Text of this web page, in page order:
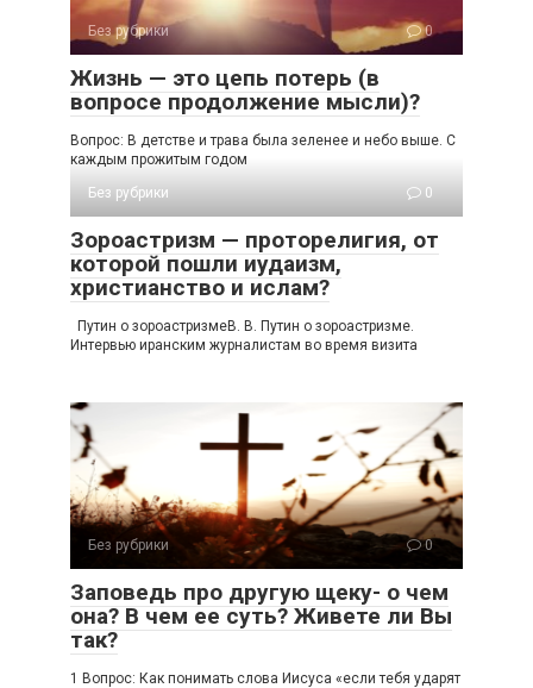
Без рубрики 0
Жизнь — это цепь потерь (в
вопросе продолжение мысли)?
Вопрос: В детстве и трава была зеленее и небо выше. С
каждым прожитым годом
Без рубрики
0
Зороастризм — проторелигия, от
которой пошли иудаизм,
христианство и ислам?
Путин о зороастризмеВ. В. Путин о зороастризме.
Интервью иранским журналистам во время визита
Без рубрики 0
Заповедь про другую щеку- о чем
она? В чем ее суть? Живете ли Вы
так?
1 Вопрос: Как понимать слова Иисуса «если тебя ударят